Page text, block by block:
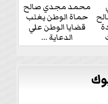
محمد مجدي صالح
حماة الوطن يغلب
قضايا الوطن علي
الدعاية ...